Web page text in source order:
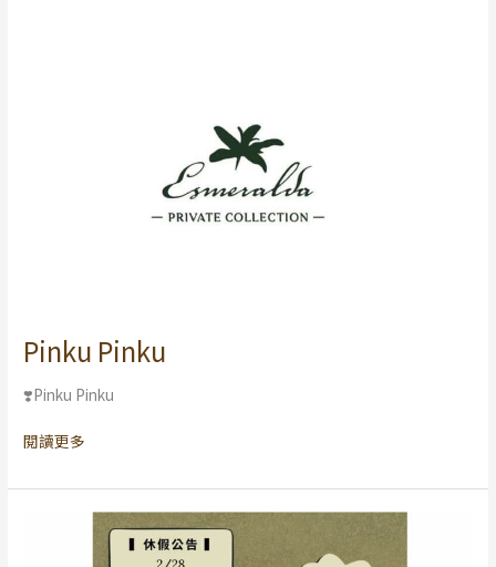
Pinku Pinku
❣️Pinku Pinku
Pinku
Pinku
閱讀更多